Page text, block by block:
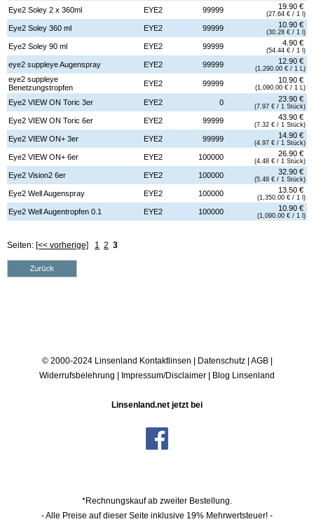
Eye2 Soley 2 x 360ml EYE2 99999 19.90 €
(27.64 € / 1 l)
Eye2 Soley 360 ml EYE2 99999 10.90 €
(30.28 € / 1 l)
Eye2 Soley 90 ml EYE2 99999 4.90 €
(54.44 € / 1 l)
eye2 suppleye Augenspray EYE2 99999 12.90 €
(1,290.00 € / 1 L)
eye2 suppleye
Benetzungstropfen
EYE2 99999 10.90 €
(1,090.00 € / 1 L)
Eye2 VIEW ON Toric 3er EYE2 0 23.90 €
(7.97 € / 1 Stück)
Eye2 VIEW ON Toric 6er EYE2 99999 43.90 €
(7.32 € / 1 Stück)
Eye2 VIEW ON+ 3er EYE2 99999 14.90 €
(4.97 € / 1 Stück)
Eye2 VIEW ON+ 6er EYE2 100000 26.90 €
(4.48 € / 1 Stück)
Eye2 Vision2 6er EYE2 100000 32.90 €
(5.48 € / 1 Stück)
Eye2 Well Augenspray EYE2 100000 13.50 €
(1,350.00 € / 1 l)
Eye2 Well Augentropfen 0.1 EYE2 100000 10.90 €
(1,090.00 € / 1 l)
Seiten: [<< vorherige] 1 2 3
© 2000-2024 Linsenland Kontaktlinsen | Datenschutz| AGB|
Widerrufsbelehrung | Impressum/Disclaimer | Blog Linsenland
Linsenland.net jetzt bei
*Rechnungskauf ab zweiter Bestellung.
- Alle Preise auf dieser Seite inklusive 19% Mehrwertsteuer! -